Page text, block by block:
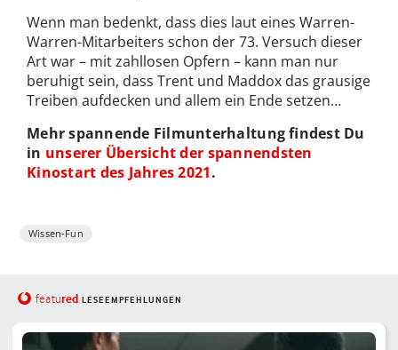
Wenn man bedenkt, dass dies laut eines Warren-
Warren-Mitarbeiters schon der 73. Versuch dieser
Art war – mit zahllosen Opfern – kann man nur
beruhigt sein, dass Trent und Maddox das grausige
Treiben aufdecken und allem ein Ende setzen…
Mehr spannende Filmunterhaltung findest Du
in unserer Übersicht der spannendsten
Kinostart des Jahres 2021.
Wissen-Fun
featured LESEEMPFEHLUNGEN